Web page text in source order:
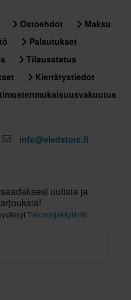
Ostoehdot
Maksu
Palautukset
Tilausstatus
Kierrätystiedot
info@sledstore.fi
uutisia ja
Tietosuojakäytäntö